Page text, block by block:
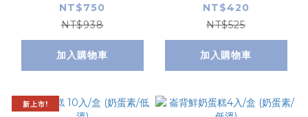
NT$750
NT$938
加入購物車
NT$420
NT$525
加入購物車
新上市!